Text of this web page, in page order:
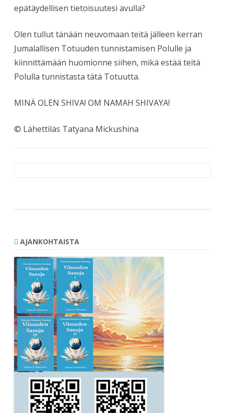
epätäydellisen tietoisuutesi avulla?
Olen tullut tänään neuvomaan teitä jälleen kerran
Jumalallisen Totuuden tunnistamisen Polulle ja
kiinnittämään huomionne siihen, mikä estää teitä
Polulla tunnistasta tätä Totuutta.
MINÄ OLEN SHIVA! OM NAMAH SHIVAYA!
© Lähettiläs Tatyana Mickushina
AJANKOHTAISTA